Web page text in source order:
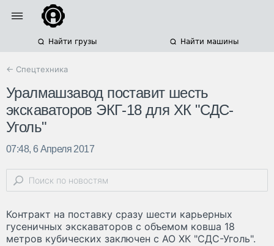
Найти грузы Найти машины
← Спецтехника
Уралмашзавод поставит шесть
экскаваторов ЭКГ-18 для ХК "СДС-
Уголь"
07:48, 6 Апреля 2017
Контракт на поставку сразу шести карьерных
гусеничных экскаваторов с объемом ковша 18
метров кубических заключен с АО ХК "СДС-Уголь".